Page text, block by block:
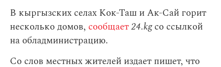
В кыргызских селах Кок-Таш и Ак-Сай горит
несколько домов, сообщает24.kgсо ссылкой
на обладминистрацию.
Со слов местных жителей издает пишет, что